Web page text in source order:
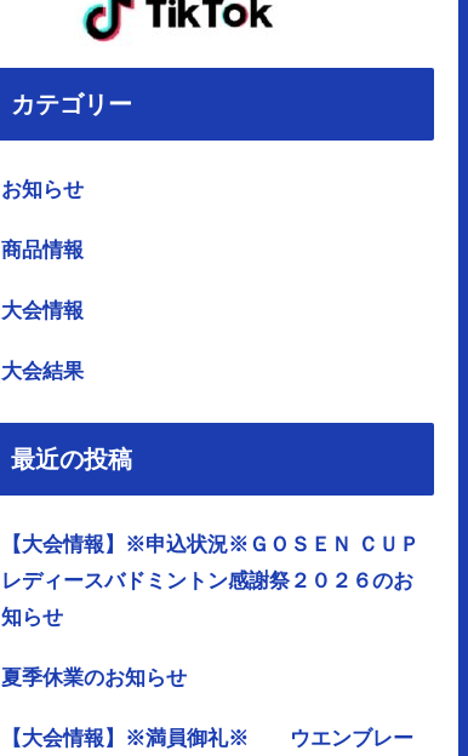
カテゴリー
お知らせ
商品情報
大会情報
大会結果
最近の投稿
【大会情報】※申込状況※ＧＯＳＥＮ ＣＵＰ
レディースバドミントン感謝祭２０２６のお
知らせ
夏季休業のお知らせ
【大会情報】※満員御礼※ ウエンブレー